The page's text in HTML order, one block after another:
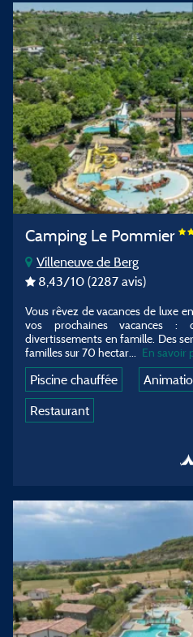
Camping Le Pommier
Villeneuve de Berg
8,43/10 (2287 avis)
Vous rêvez de vacances de luxe
vos prochaines vacances :
divertissements en famille. Des
familles sur 70 hectar
En savoir
Piscine chauffée
Restaurant